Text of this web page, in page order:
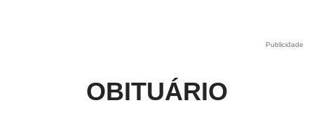
Publicidade
OBITUÁRIO